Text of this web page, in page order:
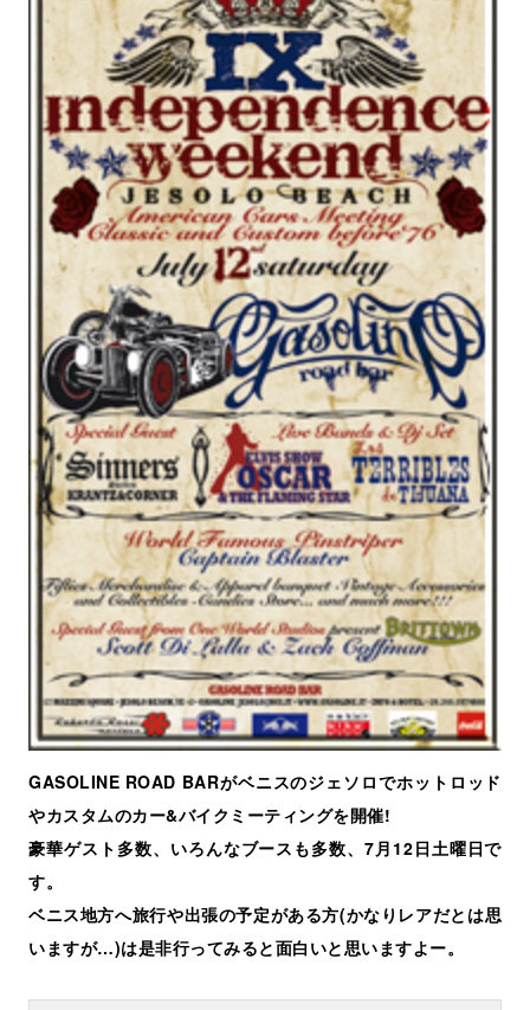
GASOLINE ROAD BARがベニスのジェソロでホットロッド
やカスタムのカー&バイクミーティングを開催!
豪華ゲスト多数、いろんなブースも多数、7月12日土曜日で
す。
ベニス地方へ旅行や出張の予定がある方(かなりレアだとは思
いますが…)は是非行ってみると面白いと思いますよー。